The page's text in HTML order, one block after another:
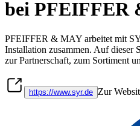
bei PFEIFFER
PFEIFFER & MAY arbeitet mit
Installation zusammen. Auf dieser
zur Partnerschaft, zum Sortiment
https://www.syr.de Zur